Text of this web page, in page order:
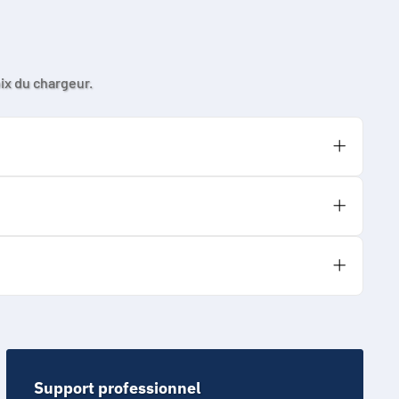
du chargeur.
Support professionnel